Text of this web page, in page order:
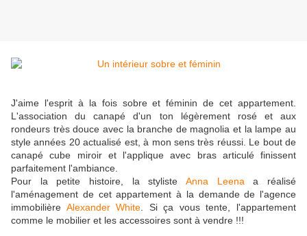
J'aime l'esprit à la fois sobre et féminin de cet appartement.
L'association du canapé d'un ton légèrement rosé et aux
rondeurs très douce avec la branche de magnolia et la lampe au
style années 20 actualisé est, à mon sens très réussi. Le bout de
canapé cube miroir et l'applique avec bras articulé finissent
parfaitement l'ambiance.
Pour la petite histoire, la styliste Anna Leena a réalisé
l'aménagement de cet appartement à la demande de l'agence
immobilière Alexander White . Si ça vous tente, l'appartement
comme le mobilier et les accessoires sont à vendre !!!